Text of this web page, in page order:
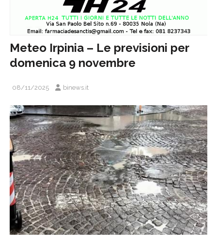
Meteo Irpinia – Le previsioni per
domenica 9 novembre
08/11/2025 binews.it